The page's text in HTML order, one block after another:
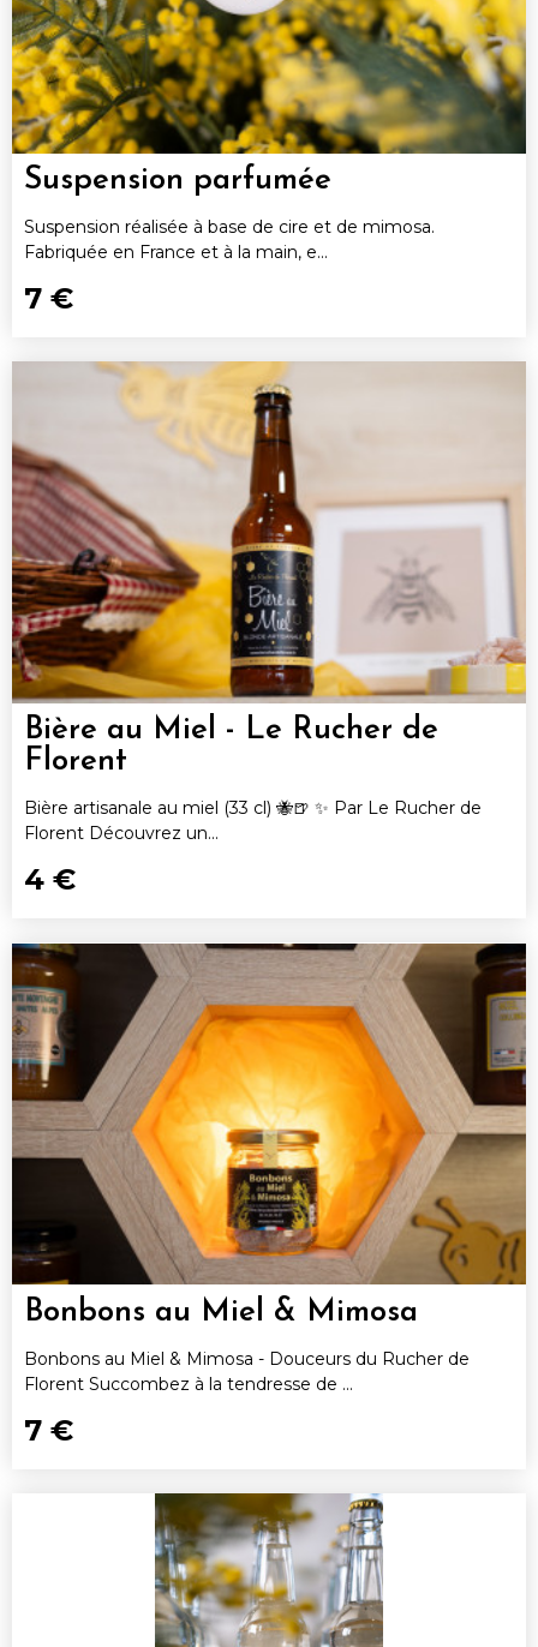
Suspension parfumée
Suspension réalisée à base de cire et de mimosa.
Fabriquée en France et à la main, e...
7 €
Bière au Miel - Le Rucher de
Florent
Bière artisanale au miel (33 cl) 🐝🍺 ✨ Par Le Rucher de
Florent Découvrez un...
4 €
Bonbons au Miel & Mimosa
Bonbons au Miel & Mimosa - Douceurs du Rucher de
Florent Succombez à la tendresse de ...
7 €